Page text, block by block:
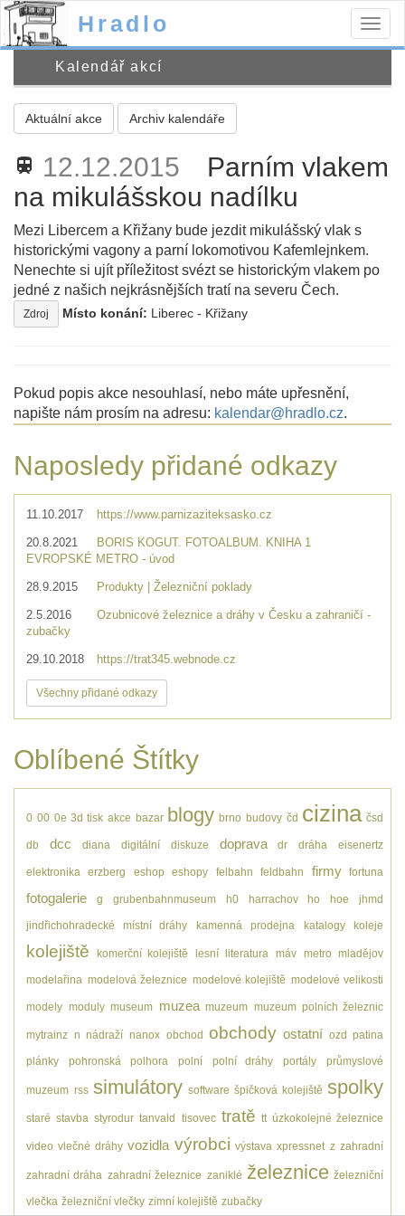
Hradlo
Kalendář akcí
Aktuální akce Archiv kalendáře
train 12.12.2015
Parním vlakem
na mikulášskou nadílku
Mezi Libercem a Křižany bude jezdit mikulášský vlak s
historickými vagony a parní lokomotivou Kafemlejnkem.
Nenechte si ujít příležitost svézt se historickým vlakem po
jedné z našich nejkrásnějších tratí na severu Čech.
Zdroj Místo konání: Liberec - Křižany
Pokud popis akce nesouhlasí, nebo máte upřesnění,
napište nám prosím na adresu: kalendar@hradlo.cz.
Naposledy přidané odkazy
11.10.2017 https://www.parnizaziteksasko.cz
20.8.2021
BORIS KOGUT. FOTOALBUM. KNIHA 1
EVROPSKÉ METRO - úvod
28.9.2015 Produkty | Železniční poklady
2.5.2016
Ozubnicové železnice a dráhy v Česku a zahraničí -
zubačky
29.10.2018 https://trat345.webnode.cz
Všechny přidané odkazy
Oblíbené Štítky
0 00 0e 3d tisk akce bazar blogy brno budovy čd cizina čsd
db dcc diana digitální diskuze doprava dr dráha eisenertz
elektronika erzberg eshop eshopy felbahn feldbahn firmy fortuna
fotogalerie g grubenbahnmuseum h0 harrachov ho hoe jhmd
jindřichohradecké místní dráhy kamenná prodejna katalogy koleje
kolejiště komerční kolejiště lesní literatura máv metro mladějov
modelařina modelová železnice modelové kolejiště modelové velikosti
modely moduly museum muzea muzeum muzeum polních železnic
mytrainz n nádraží nanox obchod obchody ostatní ozd patina
plánky pohronská polhora polní polní dráhy portály průmyslové
muzeum rss simulátory software špičková kolejiště spolky
staré stavba styrodur tanvald tisovec tratě tt úzkokolejné železnice
video vlečné dráhy vozidla výrobci výstava xpressnet z zahradní
zahradní dráha zahradní železnice zaniklé železnice železniční
vlečka železniční vlečky zimní kolejiště zubačky